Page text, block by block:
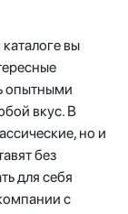
вы
опытными
вкус. В
но и
без
для себя
с